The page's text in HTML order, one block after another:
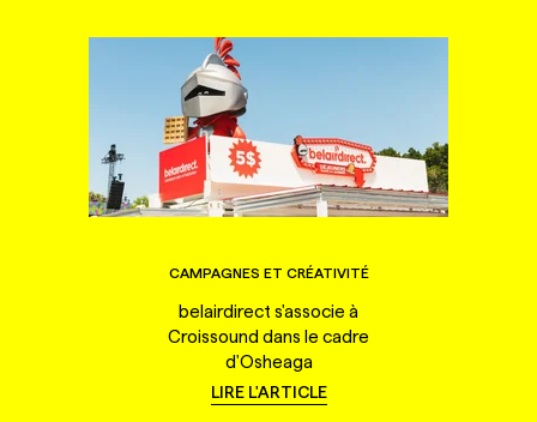
CAMPAGNES ET CRÉATIVITÉ
belairdirect s'associe à
Croissound dans le cadre
d'Osheaga
LIRE L'ARTICLE